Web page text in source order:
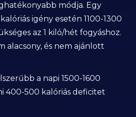
módja. Egy
igény esetén 1100-1300
az 1 kiló/hét fogyáshoz.
alacsony, és nem ajánlott
a napi 1500-1600
400-500 kalóriás deficitet